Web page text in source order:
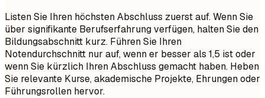
Listen Sie Ihren höchsten Abschluss zuerst auf. Wenn Sie
über signifikante Berufserfahrung verfügen, halten Sie den
Bildungsabschnitt kurz. Führen Sie Ihren
Notendurchschnitt nur auf, wenn er besser als 1,5 ist oder
wenn Sie kürzlich Ihren Abschluss gemacht haben. Heben
Sie relevante Kurse, akademische Projekte, Ehrungen oder
Führungsrollen hervor.